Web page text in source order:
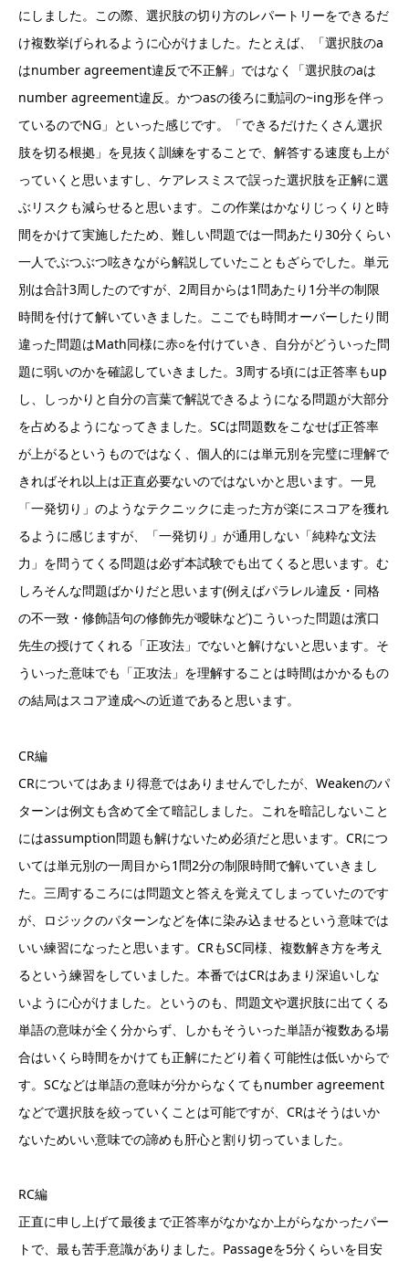
にしました。この際、選択肢の切り方のレパートリーをできるだ
け複数挙げられるように心がけました。たとえば、「選択肢のa
はnumber agreement違反で不正解」ではなく「選択肢のaは
number agreement違反。かつasの後ろに動詞の~ing形を伴っ
ているのでNG」といった感じです。「できるだけたくさん選択
肢を切る根拠」を見抜く訓練をすることで、解答する速度も上が
っていくと思いますし、ケアレスミスで誤った選択肢を正解に選
ぶリスクも減らせると思います。この作業はかなりじっくりと時
間をかけて実施したため、難しい問題では一問あたり30分くらい
一人でぶつぶつ呟きながら解説していたこともざらでした。単元
別は合計3周したのですが、2周目からは1問あたり1分半の制限
時間を付けて解いていきました。ここでも時間オーバーしたり間
違った問題はMath同様に赤○を付けていき、自分がどういった問
題に弱いのかを確認していきました。3周する頃には正答率もup
し、しっかりと自分の言葉で解説できるようになる問題が大部分
を占めるようになってきました。SCは問題数をこなせば正答率
が上がるというものではなく、個人的には単元別を完璧に理解で
きればそれ以上は正直必要ないのではないかと思います。一見
「一発切り」のようなテクニックに走った方が楽にスコアを獲れ
るように感じますが、「一発切り」が通用しない「純粋な文法
力」を問うてくる問題は必ず本試験でも出てくると思います。む
しろそんな問題ばかりだと思います(例えばパラレル違反・同格
の不一致・修飾語句の修飾先が曖昧など)こういった問題は濱口
先生の授けてくれる「正攻法」でないと解けないと思います。そ
ういった意味でも「正攻法」を理解することは時間はかかるもの
の結局はスコア達成への近道であると思います。
CR編
CRについてはあまり得意ではありませんでしたが、Weakenのパ
ターンは例文も含めて全て暗記しました。これを暗記しないこと
にはassumption問題も解けないため必須だと思います。CRにつ
いては単元別の一周目から1問2分の制限時間で解いていきまし
た。三周するころには問題文と答えを覚えてしまっていたのです
が、ロジックのパターンなどを体に染み込ませるという意味では
いい練習になったと思います。CRもSC同様、複数解き方を考え
るという練習をしていました。本番ではCRはあまり深追いしな
いように心がけました。というのも、問題文や選択肢に出てくる
単語の意味が全く分からず、しかもそういった単語が複数ある場
合はいくら時間をかけても正解にたどり着く可能性は低いからで
す。SCなどは単語の意味が分からなくてもnumber agreement
などで選択肢を絞っていくことは可能ですが、CRはそうはいか
ないためいい意味での諦めも肝心と割り切っていました。
RC編
正直に申し上げて最後まで正答率がなかなか上がらなかったパー
トで、最も苦手意識がありました。Passageを5分くらいを目安